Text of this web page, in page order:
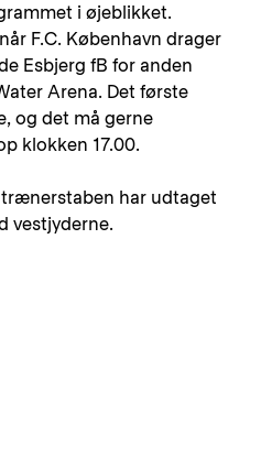
i øjeblikket.
F.C. København drager
Esbjerg fB for anden
Arena. Det første
og det må gerne
klokken 17.00.
har udtaget
vestjyderne.